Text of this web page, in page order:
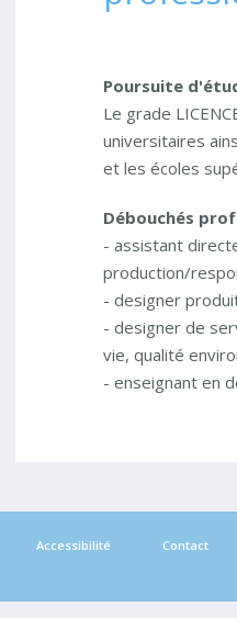
Poursuite
Le grade
universitaires
et les écoles
Débouchés
- assistant
production/
- designer
- designer de
vie, qualité
- enseignant en
Accessibilité Contact